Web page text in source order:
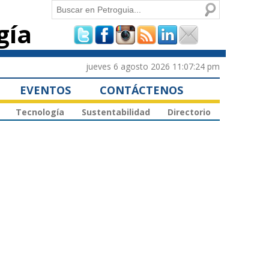
Formulario de
búsqueda
Buscar
jueves 6 agosto 2026 11:07:24 pm
EVENTOS CONTÁCTENOS
Tecnología Sustentabilidad Directorio